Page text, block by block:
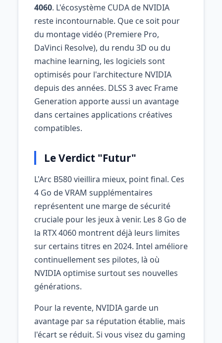
4060. L'écosystème CUDA de NVIDIA
reste incontournable. Que ce soit pour
du montage vidéo (Premiere Pro,
DaVinci Resolve), du rendu 3D ou du
machine learning, les logiciels sont
optimisés pour l'architecture NVIDIA
depuis des années. DLSS 3 avec Frame
Generation apporte aussi un avantage
dans certaines applications créatives
compatibles.
Le Verdict "Futur"
L'Arc B580 vieillira mieux, point final. Ces
4 Go de VRAM supplémentaires
représentent une marge de sécurité
cruciale pour les jeux à venir. Les 8 Go de
la RTX 4060 montrent déjà leurs limites
sur certains titres en 2024. Intel améliore
continuellement ses pilotes, là où
NVIDIA optimise surtout ses nouvelles
générations.
Pour la revente, NVIDIA garde un
avantage par sa réputation établie, mais
l'écart se réduit. Si vous visez du gaming